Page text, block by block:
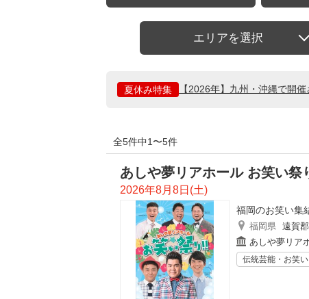
エリアを選択
夏休み特集 【2026年】九州・沖縄で開
全5件中1〜5件
あしや夢リアホール お笑い祭
2026年8月8日(土)
福岡のお笑い
福岡県 遠賀
あしや夢リア
伝統芸能・お笑